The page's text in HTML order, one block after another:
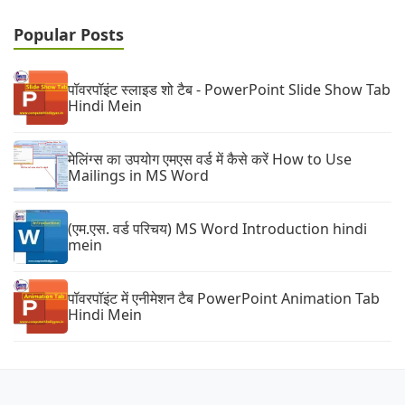
Popular Posts
पॉवरपॉइंट स्लाइड शो टैब - PowerPoint Slide Show Tab
Hindi Mein
मेलिंग्स का उपयोग एमएस वर्ड में कैसे करें How to Use
Mailings in MS Word
(एम.एस. वर्ड परिचय) MS Word Introduction hindi
mein
पॉवरपॉइंट में एनीमेशन टैब PowerPoint Animation Tab
Hindi Mein